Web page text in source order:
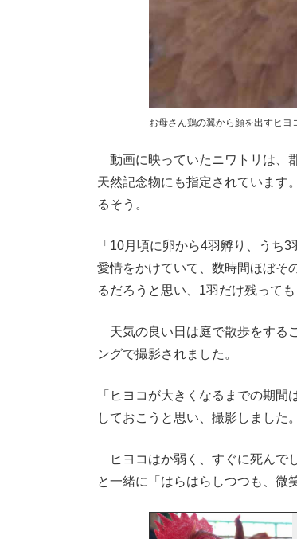
お母さん鶏の翼から顔を出すヒヨ
動画に映っていたニワトリは、
天然記念物にも指定されています
るそう。
「10月頃に卵から4羽孵り、うち
愛情をかけていて、数時間ほぼそ
るだろうと思い、1羽だけ残っても
天気の良い日は庭で散歩をする
ングで撮影されました。
「ヒヨコが大きくなるまでの期
しておこうと思い、撮影しました
ヒヨコはか弱く、すぐに死んで
と一緒に「はらはらしつつも、微